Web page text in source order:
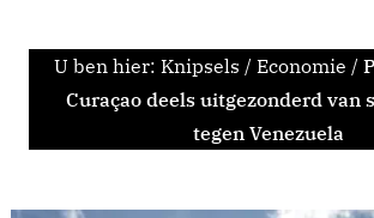
U ben hier: Knipsels / Economie /
Curaçao deels uitgezonderd van
tegen Venezuela